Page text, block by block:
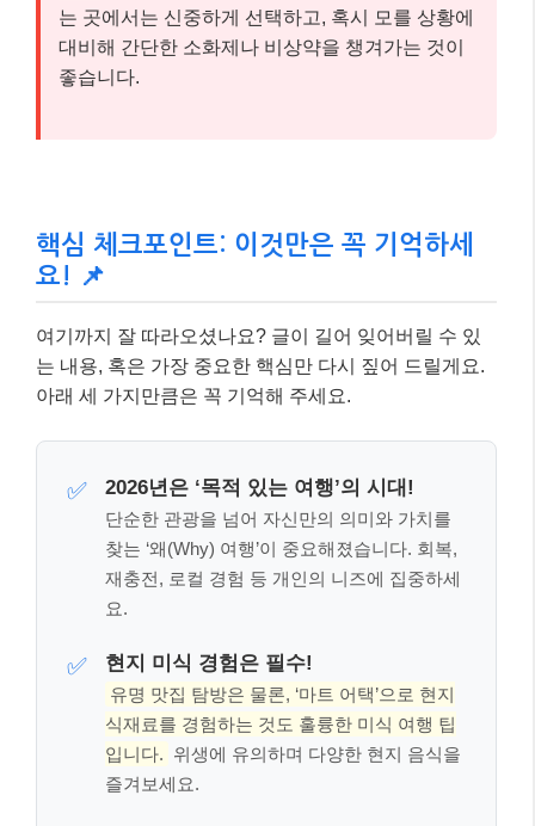
는 곳에서는 신중하게 선택하고, 혹시 모를 상황에
대비해 간단한 소화제나 비상약을 챙겨가는 것이
좋습니다.
핵심 체크포인트: 이것만은 꼭 기억하세
요! 📌
여기까지 잘 따라오셨나요? 글이 길어 잊어버릴 수 있
는 내용, 혹은 가장 중요한 핵심만 다시 짚어 드릴게요.
아래 세 가지만큼은 꼭 기억해 주세요.
✅ 2026년은 ‘목적 있는 여행’의 시대!
단순한 관광을 넘어 자신만의 의미와 가치를
찾는 ‘왜(Why) 여행’이 중요해졌습니다. 회복,
재충전, 로컬 경험 등 개인의 니즈에 집중하세
요.
✅ 현지 미식 경험은 필수!
유명 맛집 탐방은 물론, ‘마트 어택’으로 현지
식재료를 경험하는 것도 훌륭한 미식 여행 팁
입니다. 위생에 유의하며 다양한 현지 음식을
즐겨보세요.